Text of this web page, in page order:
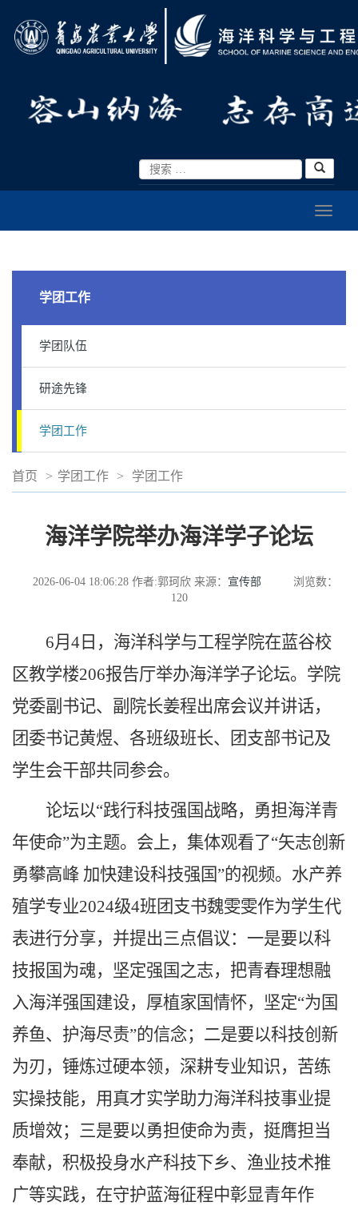
学团工作
学团队伍
研途先锋
学团工作
首页 > 学团工作 > 学团工作
海洋学院举办海洋学子论坛
2026-06-04 18:06:28 作者:郭珂欣 来源： 宣传部
浏览数：
120
6月4日，海洋科学与工程学院在蓝谷校
区教学楼206报告厅举办海洋学子论坛。学院
党委副书记、副院长姜程出席会议并讲话，
团委书记黄煜、各班级班长、团支部书记及
学生会干部共同参会。
论坛以“践行科技强国战略，勇担海洋青
年使命”为主题。会上，集体观看了“矢志创新
勇攀高峰 加快建设科技强国”的视频。水产养
殖学专业2024级4班团支书魏雯雯作为学生代
表进行分享，并提出三点倡议：一是要以科
技报国为魂，坚定强国之志，把青春理想融
入海洋强国建设，厚植家国情怀，坚定“为国
养鱼、护海尽责”的信念；二是要以科技创新
为刃，锤炼过硬本领，深耕专业知识，苦练
实操技能，用真才实学助力海洋科技事业提
质增效；三是要以勇担使命为责，挺膺担当
奉献，积极投身水产科技下乡、渔业技术推
广等实践，在守护蓝海征程中彰显青年作